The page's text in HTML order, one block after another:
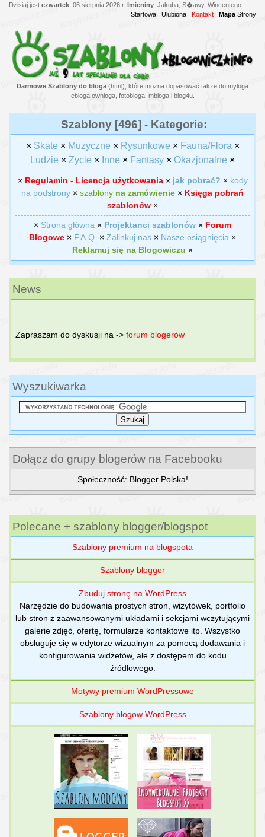
Dzisiaj jest czwartek , 06 sierpnia 2026 r. Imieniny: Jakuba, S�awy, Wincentego .
Startowa | Ulubiona | Kontakt | Mapa Strony
Darmowe Szablony do bloga (html), które można dopasować także do myloga
ebloga ownloga, fotobloga, mbloga i blog4u.
Szablony [496] - Kategorie:
× Skate × Muzyczne × Rysunkowe × Fauna/Flora ×
Ludzie × Zycie × Inne × Fantasy × Okazjonalne ×
× Regulamin - Licencja użytkowania× jak pobrać? × kody
na podstrony × szablony na zamówienie × Księga pobrań
szablonów ×
× Strona główna × Projektanci szablonów × Forum
Blogowe × F.A.Q. × Zalinkuj nas × Nasze osiągnięcia ×
Reklamuj się na Blogowiczu ×
News
Zapraszam do dyskusji na -> forum blogerów
Wyszukiwarka
Dołącz do grupy blogerów na Facebooku
Społeczność: Blogger Polska!
Polecane + szablony blogger/blogspot
Szablony premium na blogspota
Szablony blogger
Zbuduj stronę na WordPress
Narzędzie do budowania prostych stron, wizytówek, portfolio
lub stron z zaawansowanymi układami i sekcjami wczytującymi
galerie zdjęć, ofertę, formularze kontaktowe itp. Wszystko
obsługuje się w edytorze wizualnym za pomocą dodawania i
konfigurowania widżetów, ale z dostępem do kodu
źródłowego.
Motywy premium WordPressowe
Szablony blogow WordPress